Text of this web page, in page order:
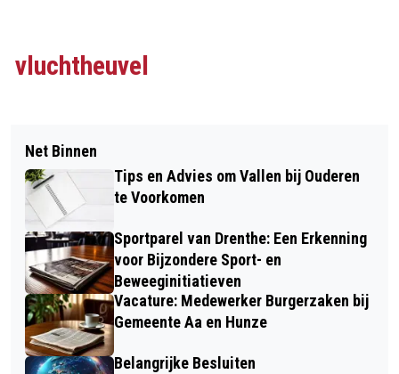
vluchtheuvel
Net Binnen
Tips en Advies om Vallen bij Ouderen
te Voorkomen
Sportparel van Drenthe: Een Erkenning
voor Bijzondere Sport- en
Beweeginitiatieven
Vacature: Medewerker Burgerzaken bij
Gemeente Aa en Hunze
Belangrijke Besluiten